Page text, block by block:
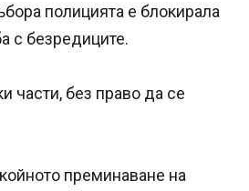
полицията е блокирала
с безредиците.
части, без право да се
преминаване на